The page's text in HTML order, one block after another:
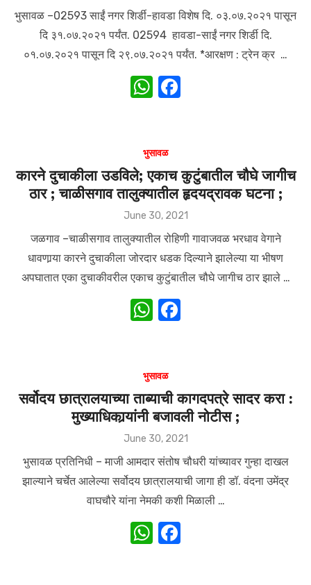
p o
k
भुसावळ –02593 साईं नगर शिर्डी-हावडा विशेष दि. ०३.०७.२०२१ पासून
दि ३१.०७.२०२१ पर्यंत. 02594 हावडा-साईं नगर शिर्डी दि.
०१.०७.२०२१ पासून दि २९.०७.२०२१ पर्यंत. *आरक्षण : ट्रेन क्र …
W
s
A
p
p
b
o
o
k
भुसावळ
कारने दुचाकीला उडविले; एकाच कुटुंबातील चौघे जागीच
ठार ; चाळीसगाव तालुक्यातील हृदयद्रावक घटना ;
Posted
June 30, 2021
जळगाव –चाळीसगाव तालुक्यातील रोहिणी गावाजवळ भरधाव वेगाने
धावणार्‍या कारने दुचाकीला जोरदार धडक दिल्याने झालेल्या या भीषण
अपघातात एका दुचाकीवरील एकाच कुटुंबातील चौघे जागीच ठार झाले …
W
s
A
p
p
b
o
o
k
भुसावळ
सर्वोदय छात्रालयाच्या ताब्याची कागदपत्रे सादर करा :
मुख्याधिकार्‍यांनी बजावली नोटीस ;
Posted
June 30, 2021
भुसावळ प्रतिनिधी – माजी आमदार संतोष चौधरी यांच्यावर गुन्हा दाखल
झाल्याने चर्चेत आलेल्या सर्वोदय छात्रालयाची जागा ही डॉ. वंदना उमेंद्र
वाघचौरे यांना नेमकी कशी मिळाली …
W